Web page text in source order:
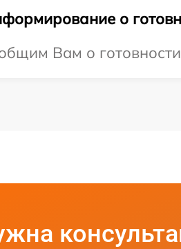
о
Вам о готовности